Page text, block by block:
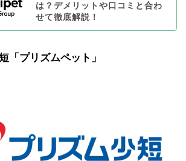
は？デメリットや口コミと合わ
せて徹底解説！
「プリズムペット」